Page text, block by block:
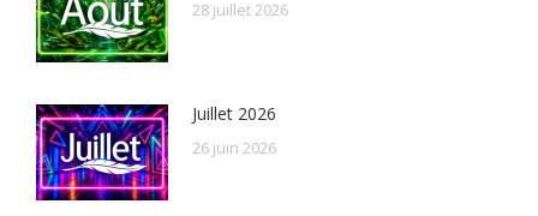
28 juillet 2026
Juillet 2026
26 juin 2026